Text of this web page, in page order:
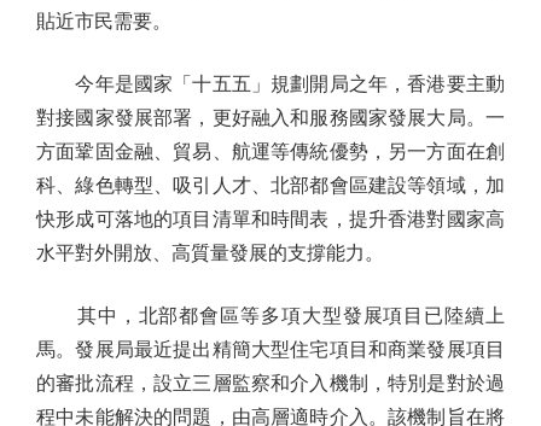
貼近市民需要。
今年是國家「十五五」規劃開局之年，香港要主動
對接國家發展部署，更好融入和服務國家發展大局。一
方面鞏固金融、貿易、航運等傳統優勢，另一方面在創
科、綠色轉型、吸引人才、北部都會區建設等領域，加
快形成可落地的項目清單和時間表，提升香港對國家高
水平對外開放、高質量發展的支撐能力。
其中，北部都會區等多項大型發展項目已陸續上
馬。發展局最近提出精簡大型住宅項目和商業發展項目
的審批流程，設立三層監察和介入機制，特別是對於過
程中未能解決的問題，由高層適時介入。該機制旨在將